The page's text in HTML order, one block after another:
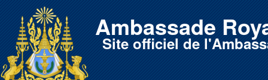
Jump to Content Ambassade
Site officiel de